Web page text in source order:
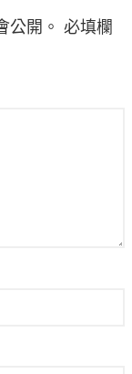
公開。 必填欄